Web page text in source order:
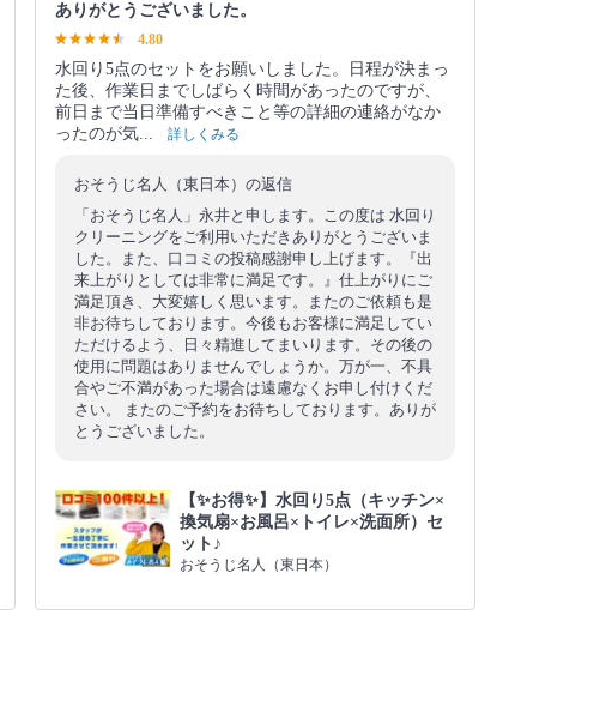
ありがとうございました。
4.80
水回り5点のセットをお願いしました。日程が決まっ
た後、作業日までしばらく時間があったのですが、
前日まで当日準備すべきこと等の詳細の連絡がなか
ったのが気...
詳しくみる
おそうじ名人（東日本）の返信
「おそうじ名人」永井と申します。この度は 水回り
クリーニングをご利用いただきありがとうございま
した。また、口コミの投稿感謝申し上げます。『出
来上がりとしては非常に満足です。』仕上がりにご
満足頂き、大変嬉しく思います。またのご依頼も是
非お待ちしております。今後もお客様に満足してい
ただけるよう、日々精進してまいります。その後の
使用に問題はありませんでしょうか。万が一、不具
合やご不満があった場合は遠慮なくお申し付けくだ
さい。 またのご予約をお待ちしております。ありが
とうございました。
【✨お得✨】水回り5点（キッチン×
換気扇×お風呂×トイレ×洗面所）セ
ット♪
おそうじ名人（東日本）